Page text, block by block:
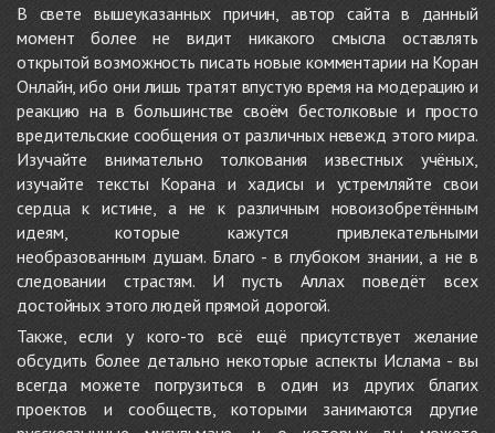
В свете вышеуказанных причин, автор сайта в данный
момент более не видит никакого смысла оставлять
открытой возможность писать новые комментарии на Коран
Онлайн, ибо они лишь тратят впустую время на модерацию и
реакцию на в большинстве своём бестолковые и просто
вредительские сообщения от различных невежд этого мира.
Изучайте внимательно толкования известных учёных,
изучайте тексты Корана и хадисы и устремляйте свои
сердца к истине, а не к различным новоизобретённым
идеям, которые кажутся привлекательными
необразованным душам. Благо - в глубоком знании, а не в
следовании страстям. И пусть Аллах поведёт всех
достойных этого людей прямой дорогой.
Также, если у кого-то всё ещё присутствует желание
обсудить более детально некоторые аспекты Ислама - вы
всегда можете погрузиться в один из других благих
проектов и сообществ, которыми занимаются другие